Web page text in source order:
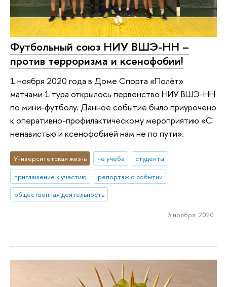
Футбольный союз НИУ ВШЭ-НН –
против терроризма и ксенофобии!
1 ноября 2020 года в Доме Спорта «Полёт»
матчами 1 тура открылось первенство НИУ ВШЭ-НН
по мини-футболу. Данное событие было приурочено
к оперативно-профилактическому мероприятию «С
ненавистью и ксенофобией нам не по пути».
Университетская жизнь не учеба
студенты
приглашение к участию
репортаж о событии
общественная деятельность
3 ноября 2020